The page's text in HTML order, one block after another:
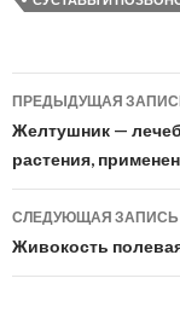
Навигация
по
записям
ПРЕДЫДУЩАЯ
Желтушник —
растения,
СЛЕДУЮЩАЯ ЗАПИСЬ
Живокость